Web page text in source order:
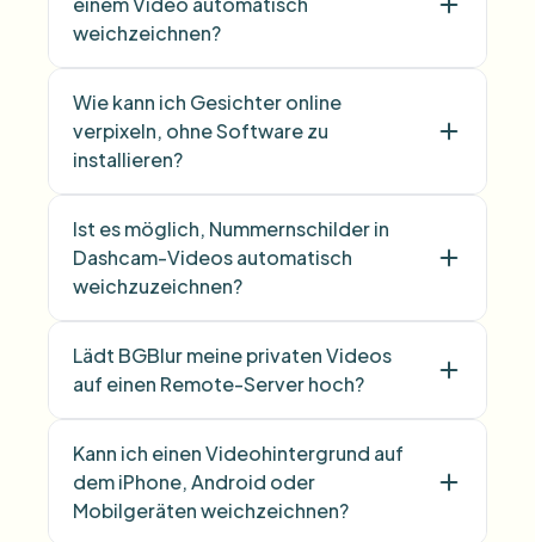
weichzeichnen?
Wie kann ich Gesichter online
verpixeln, ohne Software zu
installieren?
Ist es möglich, Nummernschilder in
Dashcam-Videos automatisch
weichzuzeichnen?
Lädt BGBlur meine privaten Videos
auf einen Remote-Server hoch?
Kann ich einen Videohintergrund auf
dem iPhone, Android oder
Mobilgeräten weichzeichnen?